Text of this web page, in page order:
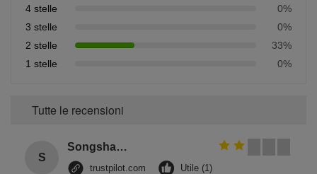
4 stelle
0%
3 stelle
0%
2 stelle
33%
1 stelle
0%
Tutte le recensioni
S
Songshang
trustpilot.com Utile (1)